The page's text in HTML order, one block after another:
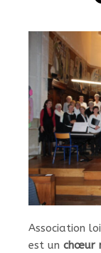
Association
est un chœur